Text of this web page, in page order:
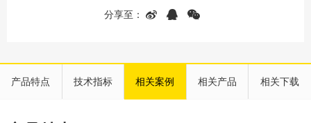
产品特点 技术指标 相关案例 相关产品 相关下载